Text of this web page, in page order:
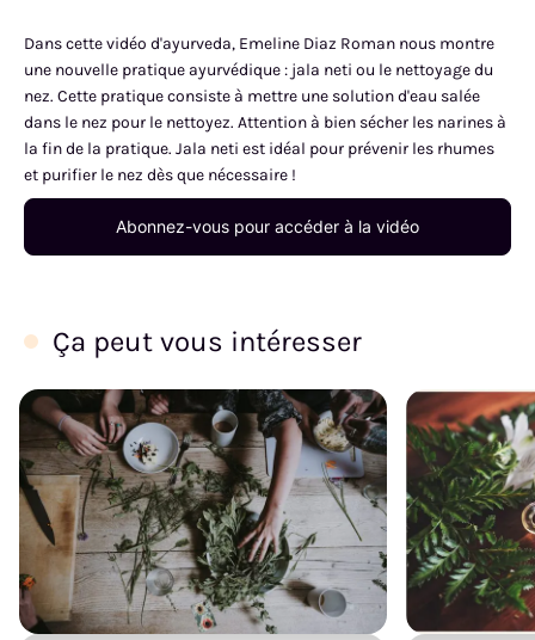
Dans cette vidéo d'ayurveda, Emeline Diaz Roman nous montre
une nouvelle pratique ayurvédique : jala neti ou le nettoyage du
nez. Cette pratique consiste à mettre une solution d'eau salée
dans le nez pour le nettoyez. Attention à bien sécher les narines à
la fin de la pratique. Jala neti est idéal pour prévenir les rhumes
et purifier le nez dès que nécessaire !
Abonnez-vous pour accéder à la vidéo
Ça peut vous intéresser